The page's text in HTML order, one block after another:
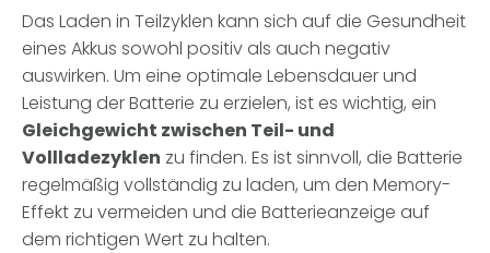
Das Laden in Teilzyklen kann sich auf die Gesundheit
eines Akkus sowohl positiv als auch negativ
auswirken. Um eine optimale Lebensdauer und
Leistung der Batterie zu erzielen, ist es wichtig, ein
Gleichgewicht zwischen Teil- und
Vollladezyklen zu finden. Es ist sinnvoll, die Batterie
regelmäßig vollständig zu laden, um den Memory-
Effekt zu vermeiden und die Batterieanzeige auf
dem richtigen Wert zu halten.